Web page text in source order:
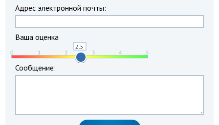
Адрес электронной почты:
Ваша оценка
Сообщение: